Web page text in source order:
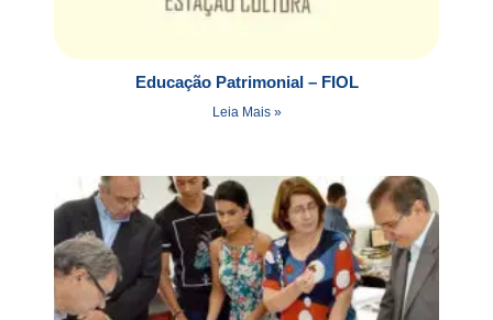
Educação Patrimonial – FIOL
Leia Mais »